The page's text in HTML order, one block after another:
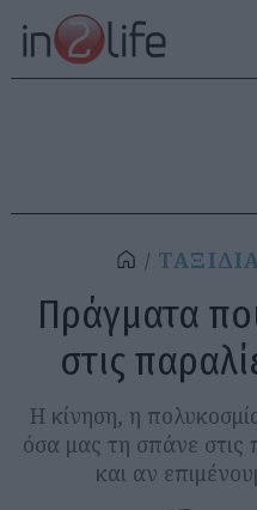
Πράγματα
στις
Η κίνηση, η
όσα μας τη σπάνε στις
και αν